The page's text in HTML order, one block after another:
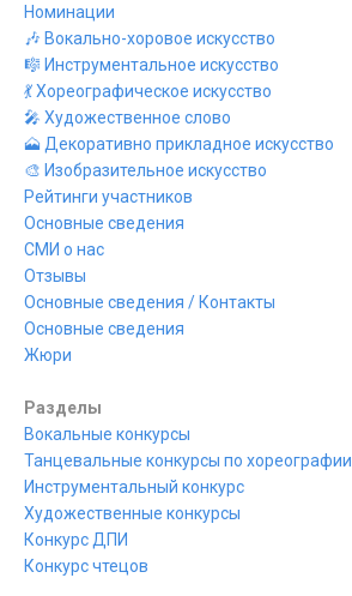
Номинации
🎶 Вокально-хоровое искусство
🎼 Инструментальное искусство
💃 Хореографическое искусство
🎤 Художественное слово
🗻 Декоративно прикладное искусство
🎨 Изобразительное искусство
Рейтинги участников
Основные сведения
СМИ о нас
Отзывы
Основные сведения / Контакты
Основные сведения
Жюри
Разделы
Вокальные конкурсы
Танцевальные конкурсы по хореографии
Инструментальный конкурс
Художественные конкурсы
Конкурс ДПИ
Конкурс чтецов